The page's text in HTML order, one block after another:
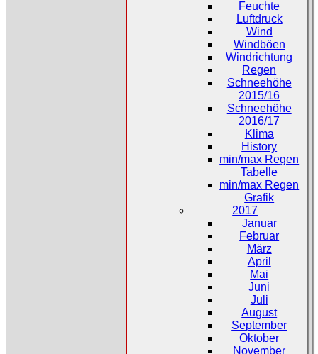
Feuchte
Luftdruck
Wind
Windböen
Windrichtung
Regen
Schneehöhe
2015/16
Schneehöhe
2016/17
Klima
History
min/max Regen
Tabelle
min/max Regen
Grafik
2017
Januar
Februar
März
April
Mai
Juni
Juli
August
September
Oktober
November